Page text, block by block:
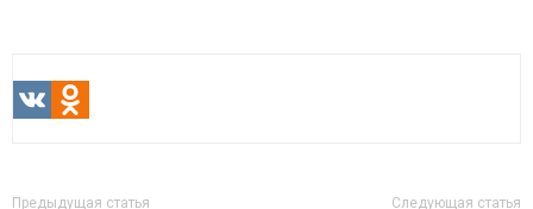
Предыдущая статья Следующая статья